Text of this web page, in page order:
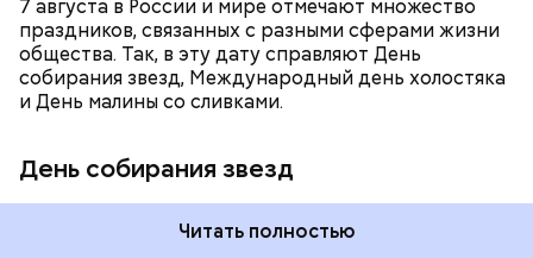
7 августа в России и мире отмечают множество
праздников, связанных с разными сферами жизни
общества. Так, в эту дату справляют День
собирания звезд, Международный день холостяка
и День малины со сливками.
День собирания звезд
Читать полностью
кабачок;
петрушка;
оливковое масло;